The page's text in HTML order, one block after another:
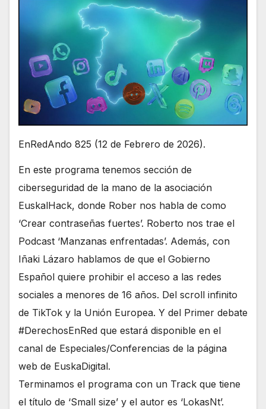
EnRedAndo 825 (12 de Febrero de 2026).
En este programa tenemos sección de
ciberseguridad de la mano de la asociación
EuskalHack, donde Rober nos habla de como
‘Crear contraseñas fuertes’. Roberto nos trae el
Podcast ‘Manzanas enfrentadas’. Además, con
Iñaki Lázaro hablamos de que el Gobierno
Español quiere prohibir el acceso a las redes
sociales a menores de 16 años. Del scroll infinito
de TikTok y la Unión Europea. Y del Primer debate
#DerechosEnRed que estará disponible en el
canal de Especiales/Conferencias de la página
web de EuskaDigital.
Terminamos el programa con un Track que tiene
el título de ‘Small size’ y el autor es ‘LokasNt’.